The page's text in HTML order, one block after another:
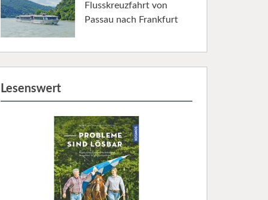
Flusskreuzfahrt von
Passau nach Frankfurt
Lesenswert